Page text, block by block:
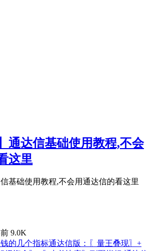
通达信基础使用教程,不会
这里
信基础使用教程,不会用通达信的看这里
9.0K